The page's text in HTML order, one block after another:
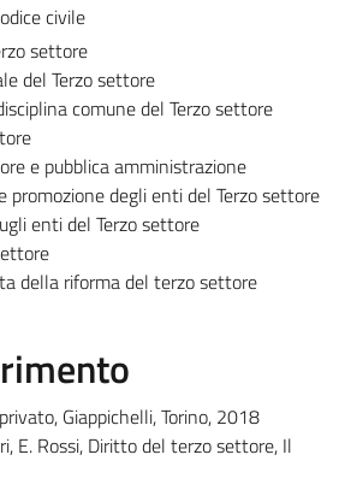
civile
settore
del Terzo settore
comune del Terzo settore
e pubblica amministrazione
promozione degli enti del Terzo settore
enti del Terzo settore
della riforma del terzo settore
Giappichelli, Torino, 2018
E. Rossi, Diritto del terzo settore, Il